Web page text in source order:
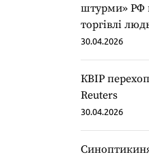
штурми» РФ
торгівлі
30.04.2026
КВІР
Reuters
30.04.2026